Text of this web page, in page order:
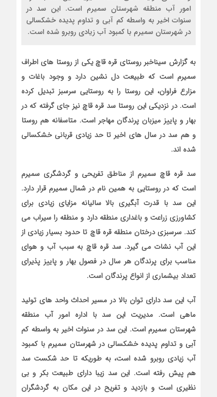
امور آب منطقه شهرستان سمیرم است. این سد در
سنوات اخیر به واسطه کم آبی و تداوم پدیده خشکسالی
در شهرستان سمیرم با کمبود آب زیادی روبرو شده است.
به گزارش سیناخبر روستای قره ‌قاچ یکی از روستا های اطراف
سمیرم است که طبیعت دل‌ نشین دارد و وجود باغات و
مزارع فراوان، این روستا را به روستایی سرسبز تبدیل کرده
است. در نزدیکی این روستا سد قره قاچ نیز جای گرفته که در
بهار و پاییز میزبان پرندگان مهاجر است. متاسفانه هم روستا
و هم سد در سال‌ های اخیر تا حد زیادی قربانی خشکسالی
شده ‌اند.
سد قره قاچ سمیرم از مناطق تفریحی و گردشگری سمیرم
است که در روستایی به همین نام در شمال سمیرم قرار دارد.
این سد با قدرت آبگیری بالا سالیانه مزایای زیادی برای
کشاورزی زراعت و باغداری منطقه دارد و منطقه را سیراب می
‌کند. سرسبزی درختان منطقه قره قاچ تا حدود بسیار زیادی از
این آب نشات می گیرد. سد قره قاچ به سبب آب و هوای
مناسب برای پرندگان هر سال در فصول بهار و پاییز پذیرای
تعداد بیشماری از انواع پرندگان است.
آب این سد دارای توان بالا در مسیر احداث واحد های تولید
ماهی است. مدیریت این سد با اداره امور آب منطقه
شهرستان سمیرم است. این سد در سنوات اخیر به واسطه کم
آبی و تداوم پدیده خشکسالی در شهرستان سمیرم با کمبود
آب زیادی روبرو شده است، به طوریکه تا حد شکست سد
هم پیش رفته است. این سد زیبا دارای طبیعت بکر و بی
نظیری است و بازدید و تفریح در این مکان به گردشگران